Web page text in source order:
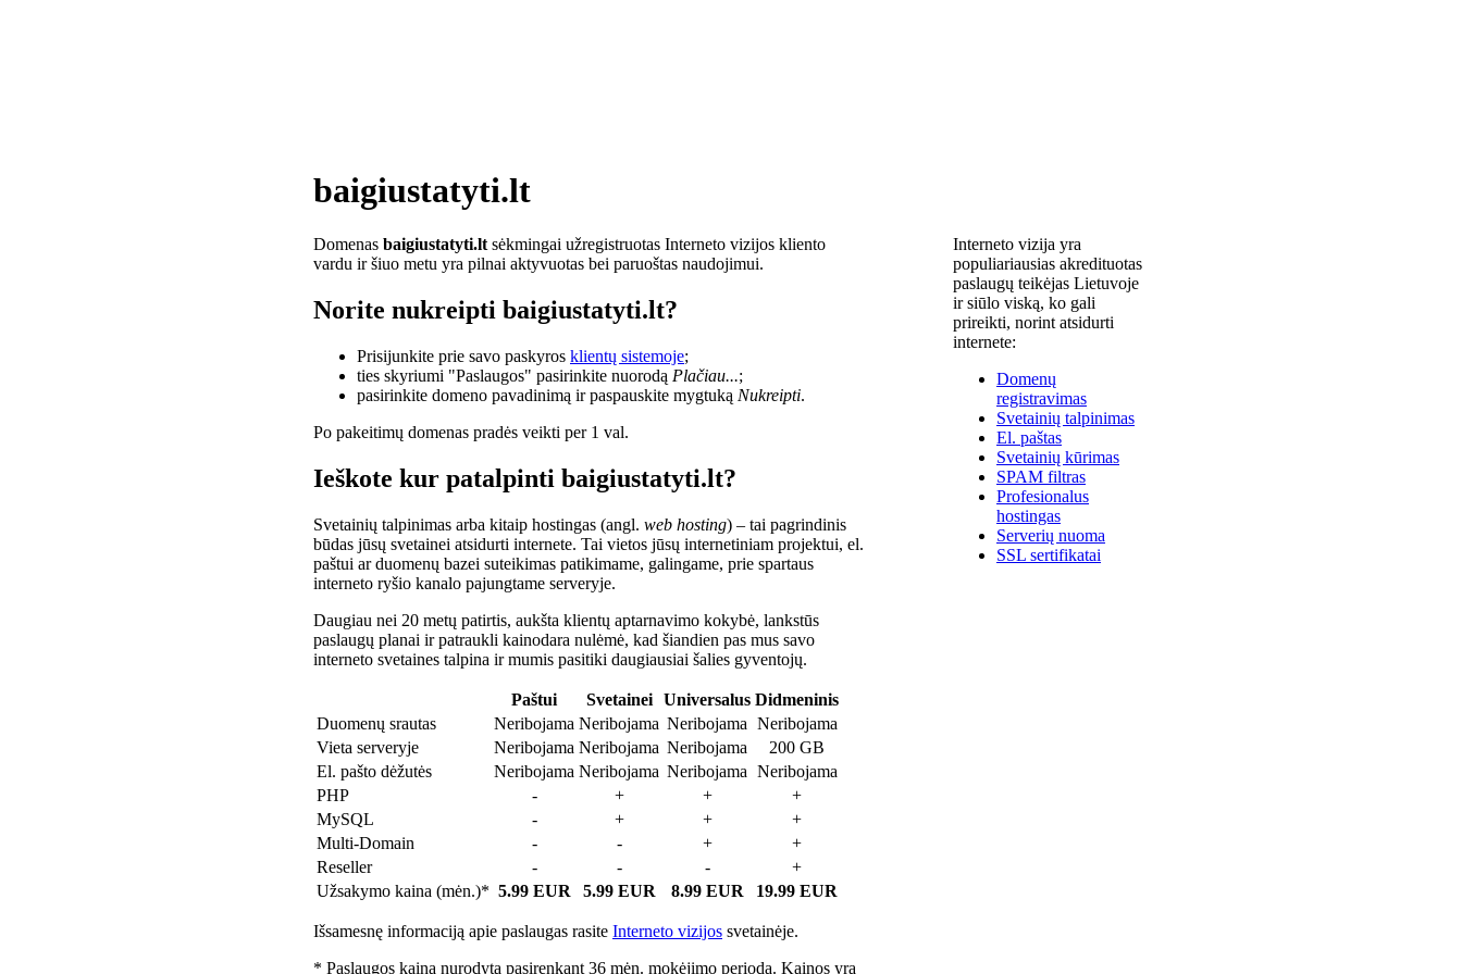
baigiustatyti.lt
Domenas baigiustatyti.lt sėkmingai užregistruotas Interneto vizijos kliento
vardu ir šiuo metu yra pilnai aktyvuotas bei paruoštas naudojimui.
Norite nukreipti baigiustatyti.lt?
Prisijunkite prie savo paskyros klientų sistemoje;
ties skyriumi "Paslaugos" pasirinkite nuorodą Plačiau...;
pasirinkite domeno pavadinimą ir paspauskite mygtuką Nukreipti.
Po pakeitimų domenas pradės veikti per 1 val.
Ieškote kur patalpinti baigiustatyti.lt?
Svetainių talpinimas arba kitaip hostingas (angl. web hosting) – tai pagrindinis
būdas jūsų svetainei atsidurti internete. Tai vietos jūsų internetiniam projektui, el.
paštui ar duomenų bazei suteikimas patikimame, galingame, prie spartaus
interneto ryšio kanalo pajungtame serveryje.
Daugiau nei 20 metų patirtis, aukšta klientų aptarnavimo kokybė, lankstūs
paslaugų planai ir patraukli kainodara nulėmė, kad šiandien pas mus savo
interneto svetaines talpina ir mumis pasitiki daugiausiai šalies gyventojų.
Paštui Svetainei Universalus Didmeninis
Duomenų srautas
Neribojama Neribojama Neribojama Neribojama
Vieta serveryje
Neribojama Neribojama Neribojama
200 GB
El. pašto dėžutės
Neribojama Neribojama Neribojama Neribojama
PHP
- + +
+
MySQL
- + +
+
Multi-Domain
- - +
+
Reseller
- - -
+
Užsakymo kaina (mėn.)* 5.99 EUR 5.99 EUR 8.99 EUR 19.99 EUR
Išsamesnę informaciją apie paslaugas rasite Interneto vizijos svetainėje.
* Paslaugos kaina nurodyta pasirenkant 36 mėn. mokėjimo periodą. Kainos yra
Interneto vizija yra
populiariausias akredituotas
paslaugų teikėjas Lietuvoje
ir siūlo viską, ko gali
prireikti, norint atsidurti
internete:
Domenų
registravimas
Svetainių talpinimas
El. paštas
Svetainių kūrimas
SPAM filtras
Profesionalus
hostingas
Serverių nuoma
SSL sertifikatai